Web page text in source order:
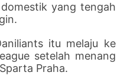
yang tengah
itu melaju ke
setelah menang
Praha.